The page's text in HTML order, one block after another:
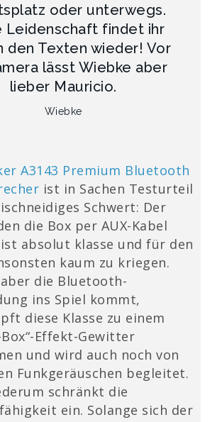
oder unterwegs.
Leidenschaft findet ihr
den Texten wieder! Vor
lässt Wiebke aber
lieber Mauricio.
Wiebke
A3143 Premium Bluetooth
ist in Sachen Testurteil
Schwert: Der
die Box per AUX-Kabel
absolut klasse und für den
kaum zu kriegen.
die Bluetooth-
ins Spiel kommt,
diese Klasse zu einem
Box“-Effekt-Gewitter
und wird auch noch von
Funkgeräuschen begleitet.
schränkt die
ein. Solange sich der